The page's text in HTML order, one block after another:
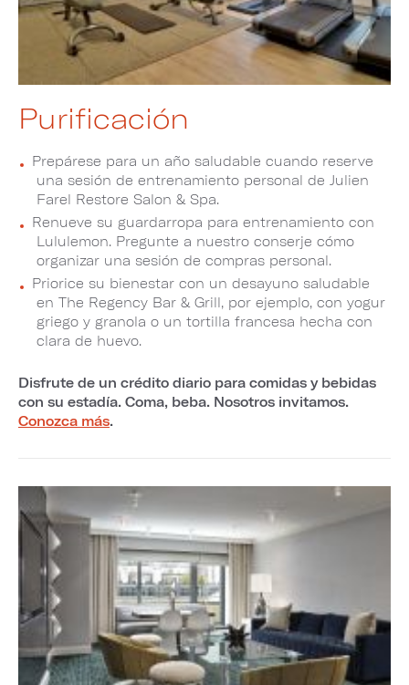
Purificación
Prepárese para un año saludable cuando reserve
una sesión de entrenamiento personal de Julien
Farel Restore Salon & Spa.
Renueve su guardarropa para entrenamiento con
Lululemon. Pregunte a nuestro conserje cómo
organizar una sesión de compras personal.
Priorice su bienestar con un desayuno saludable
en The Regency Bar & Grill, por ejemplo, con yogur
griego y granola o un tortilla francesa hecha con
clara de huevo.
Disfrute de un crédito diario para comidas y bebidas
con su estadía. Coma, beba. Nosotros invitamos.
Conozca más.